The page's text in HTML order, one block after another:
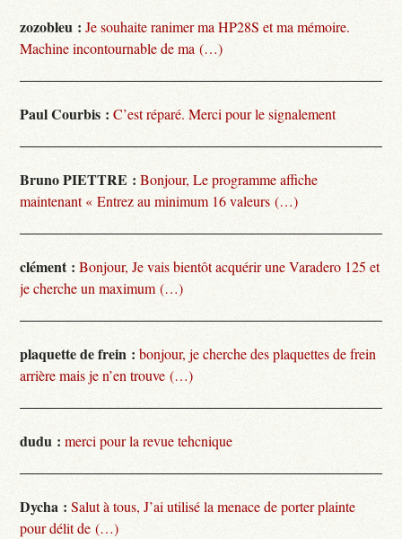
zozobleu : Je souhaite ranimer ma HP28S et ma mémoire.
Machine incontournable de ma (…)
Paul Courbis : C’est réparé. Merci pour le signalement
Bruno PIETTRE : Bonjour, Le programme affiche
maintenant « Entrez au minimum 16 valeurs (…)
clément : Bonjour, Je vais bientôt acquérir une Varadero 125 et
je cherche un maximum (…)
plaquette de frein : bonjour, je cherche des plaquettes de frein
arrière mais je n’en trouve (…)
dudu : merci pour la revue tehcnique
Dycha : Salut à tous, J’ai utilisé la menace de porter plainte
pour délit de (…)